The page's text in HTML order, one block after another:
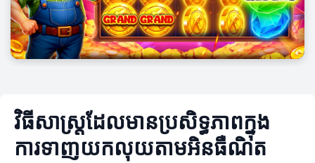
វិធីសាស្ត្រដែលមានប្រសិទ្ធភាពក្នុង
ការទាញយកលុយតាមអិនធឺណិត